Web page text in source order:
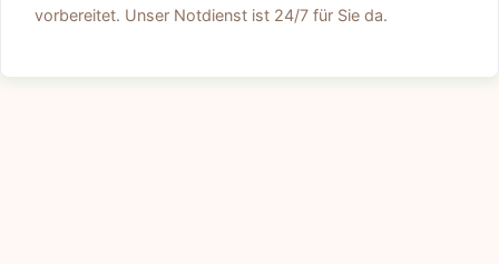
vorbereitet. Unser Notdienst ist 24/7 für Sie da.